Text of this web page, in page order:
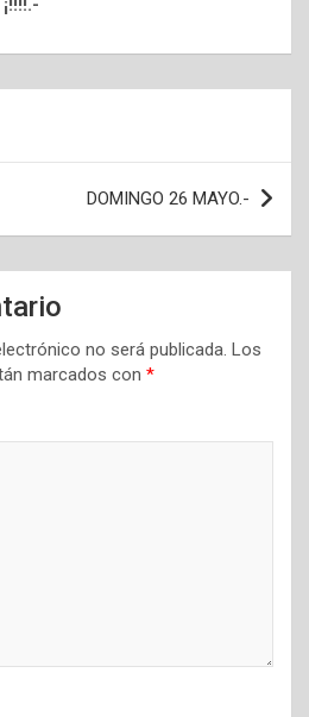
DOMINGO 26 MAYO.-
no será publicada. Los
marcados con *